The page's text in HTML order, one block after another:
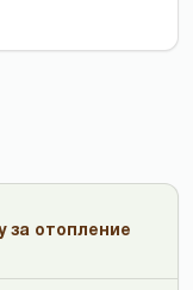
отопление